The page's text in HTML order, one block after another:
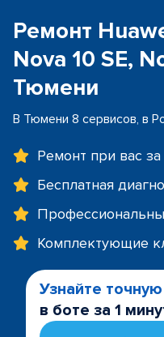
Ремонт
Nova 10 SE,
Тюмени
В Тюмени 8 сервисов, в
Ремонт при вас
Бесплатная
Комплектующие
Узнайте
в боте за 1